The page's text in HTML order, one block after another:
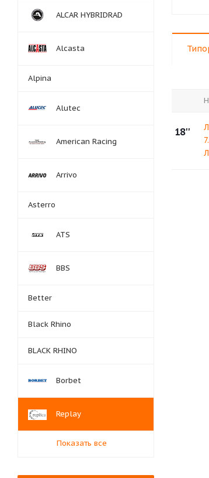
18''
ALCAR HYBRIDRAD
Alcasta
Alpina
Alutec
American Racing
Arrivo
Asterro
ATS
BBS
Better
Black Rhino
BLACK RHINO
Borbet
Replay
Показать все